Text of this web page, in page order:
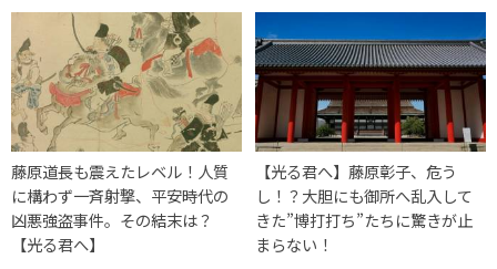
藤原道長も震えたレベル！人質
に構わず一斉射撃、平安時代の
凶悪強盗事件。その結末は？
【光る君へ】
【光る君へ】藤原彰子、危う
し！？大胆にも御所へ乱入して
きた”博打打ち”たちに驚きが止
まらない！